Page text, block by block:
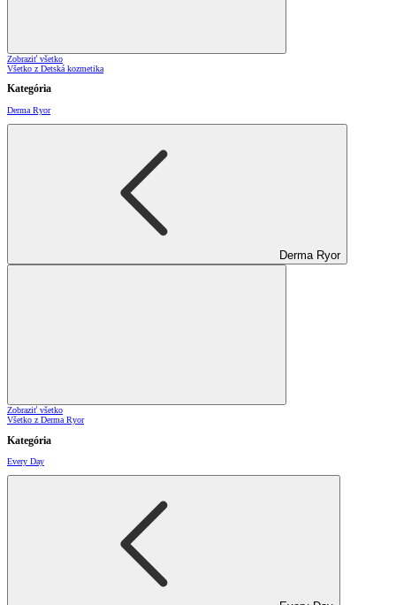
Zobraziť všetko
Všetko z Detská kozmetika
Kategória
Derma Ryor
Derma Ryor
Zobraziť všetko
Všetko z Derma Ryor
Kategória
Every Day